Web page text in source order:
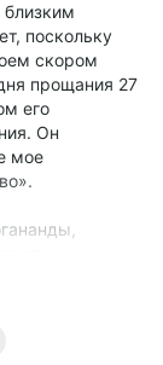
поскольку
скором
прощания 27
его
Он
мое
7 марта,